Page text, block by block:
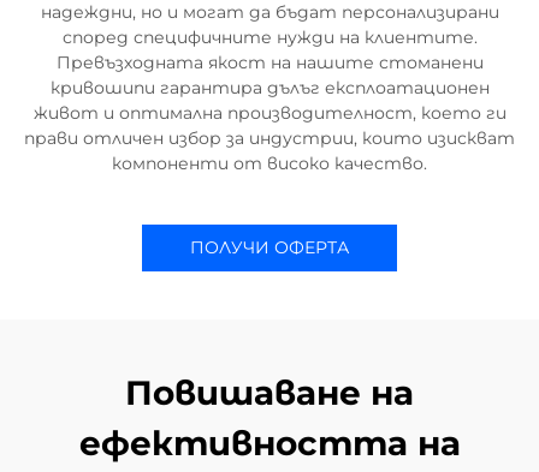
надеждни, но и могат да бъдат персонализирани
според специфичните нужди на клиентите.
Превъзходната якост на нашите стоманени
кривошипи гарантира дълъг експлоатационен
живот и оптимална производителност, което ги
прави отличен избор за индустрии, които изискват
компоненти от високо качество.
ПОЛУЧИ ОФЕРТА
Повишаване на
ефективността на